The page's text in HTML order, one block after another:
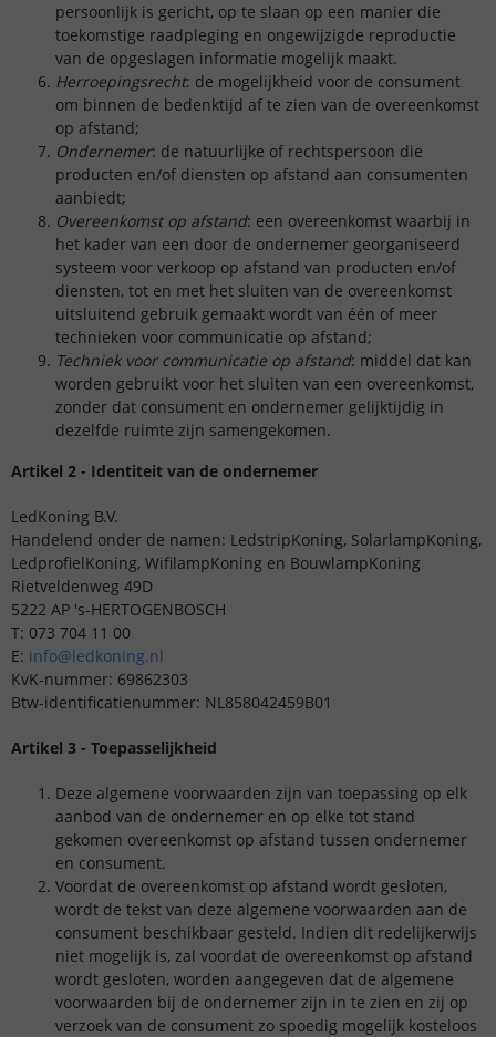
persoonlijk is gericht, op te slaan op een manier die
toekomstige raadpleging en ongewijzigde reproductie
van de opgeslagen informatie mogelijk maakt.
Herroepingsrecht: de mogelijkheid voor de consument
om binnen de bedenktijd af te zien van de overeenkomst
op afstand;
Ondernemer: de natuurlijke of rechtspersoon die
producten en/of diensten op afstand aan consumenten
aanbiedt;
Overeenkomst op afstand: een overeenkomst waarbij in
het kader van een door de ondernemer georganiseerd
systeem voor verkoop op afstand van producten en/of
diensten, tot en met het sluiten van de overeenkomst
uitsluitend gebruik gemaakt wordt van één of meer
technieken voor communicatie op afstand;
Techniek voor communicatie op afstand: middel dat kan
worden gebruikt voor het sluiten van een overeenkomst,
zonder dat consument en ondernemer gelijktijdig in
dezelfde ruimte zijn samengekomen.
Artikel 2 - Identiteit van de ondernemer
LedKoning B.V.
Handelend onder de namen: LedstripKoning, SolarlampKoning,
LedprofielKoning, WifilampKoning en BouwlampKoning
Rietveldenweg 49D
5222 AP 's-HERTOGENBOSCH
T: 073 704 11 00
E: info@ledkoning.nl
KvK-nummer: 69862303
Btw-identificatienummer: NL858042459B01
Artikel 3 - Toepasselijkheid
Deze algemene voorwaarden zijn van toepassing op elk
aanbod van de ondernemer en op elke tot stand
gekomen overeenkomst op afstand tussen ondernemer
en consument.
Voordat de overeenkomst op afstand wordt gesloten,
wordt de tekst van deze algemene voorwaarden aan de
consument beschikbaar gesteld. Indien dit redelijkerwijs
niet mogelijk is, zal voordat de overeenkomst op afstand
wordt gesloten, worden aangegeven dat de algemene
voorwaarden bij de ondernemer zijn in te zien en zij op
verzoek van de consument zo spoedig mogelijk kosteloos